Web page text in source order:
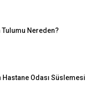
Tulumu Nereden?
Hastane Odası Süslemesi